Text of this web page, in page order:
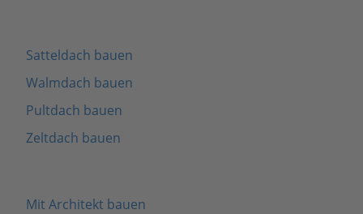
Satteldach bauen
Walmdach bauen
Pultdach bauen
Zeltdach bauen
Mit Architekt bauen